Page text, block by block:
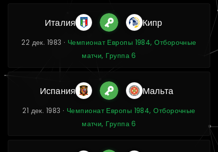
Италия Кипр
22 дек. 1983 · Чемпионат Европы 1984, Отборочные
матчи, Группа 6
Испания Мальта
21 дек. 1983 · Чемпионат Европы 1984, Отборочные
матчи, Группа 6